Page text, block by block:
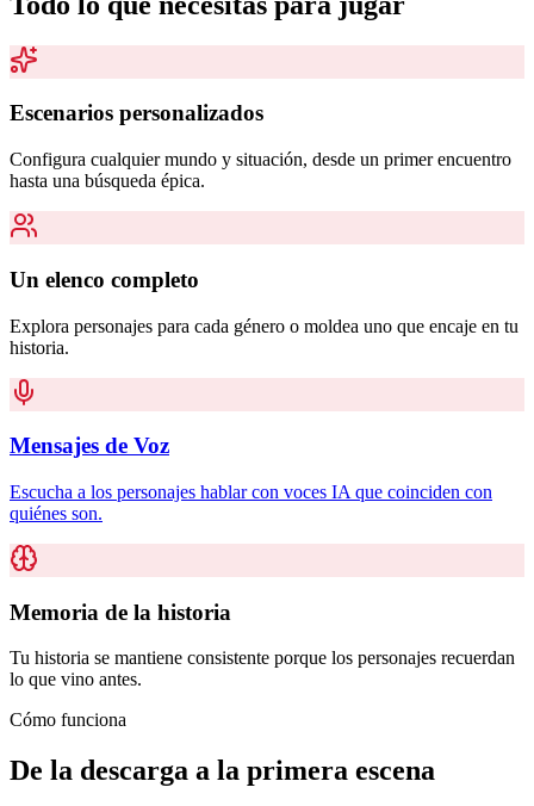
Escenarios personalizados
Configura cualquier mundo y situación, desde un primer encuentro
hasta una búsqueda épica.
Un elenco completo
Explora personajes para cada género o moldea uno que encaje en tu
historia.
Mensajes de Voz
Escucha a los personajes hablar con voces IA que coinciden con
quiénes son.
Memoria de la historia
Tu historia se mantiene consistente porque los personajes recuerdan
lo que vino antes.
Cómo funciona
De la descarga a la primera escena